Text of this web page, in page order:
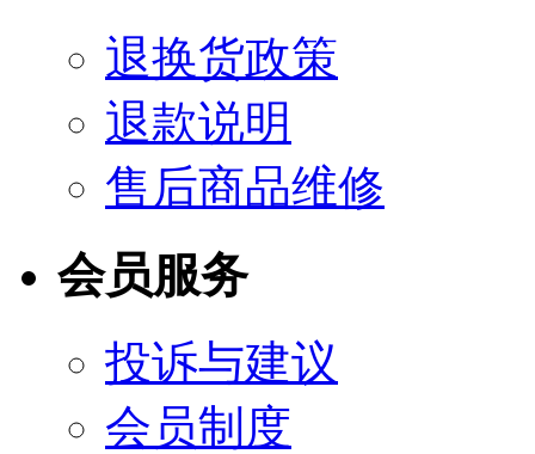
退换货政策
退款说明
售后商品维修
会员服务
投诉与建议
会员制度